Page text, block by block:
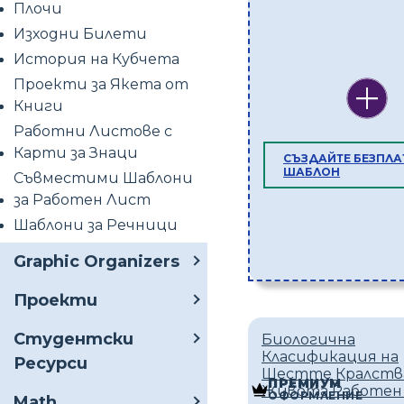
Плочи
Изходни Билети
История на Кубчета
Проекти за Якета от
Книги
Работни Листове с
Карти за Знаци
Съвместими Шаблони
за Работен Лист
Шаблони за Речници
Graphic Organizers
Проекти
Студентски
Ресурси
СЪЗДАЙТЕ
ШАБЛОН
Биологична
Класификация на
Шестте
Живота
ПРЕМИУМ
ОФОРМЛЕНИЕ